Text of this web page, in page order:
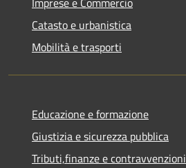
Catasto e urbanistica
Mobilità e trasporti
Educazione e formazione
Giustizia e sicurezza pubblica
Tributi,finanze e contravvenzioni